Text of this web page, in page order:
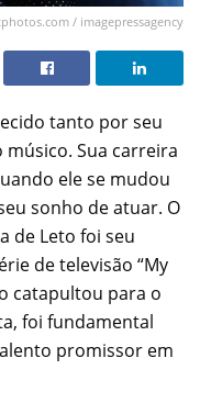
/ imagepressagency
tanto por seu
Sua carreira
ele se mudou
sonho de atuar. O
de Leto foi seu
de televisão “My
catapultou para o
foi fundamental
promissor em